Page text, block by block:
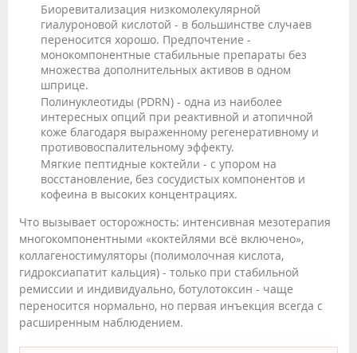
Биоревитализация низкомолекулярной
гиалуроновой кислотой - в большинстве случаев
переносится хорошо. Предпочтение -
монокомпонентные стабильные препараты без
множества дополнительных активов в одном
шприце.
Полинуклеотиды (PDRN) - одна из наиболее
интересных опций при реактивной и атопичной
коже благодаря выраженному регенеративному и
противовоспалительному эффекту.
Мягкие пептидные коктейли - с упором на
восстановление, без сосудистых компонентов и
кофеина в высоких концентрациях.
Что вызывает осторожность: интенсивная мезотерапия
многокомпонентными «коктейлями всё включено»,
коллагеностимуляторы (полимолочная кислота,
гидроксиапатит кальция) - только при стабильной
ремиссии и индивидуально, ботулотоксин - чаще
переносится нормально, но первая инъекция всегда с
расширенным наблюдением.